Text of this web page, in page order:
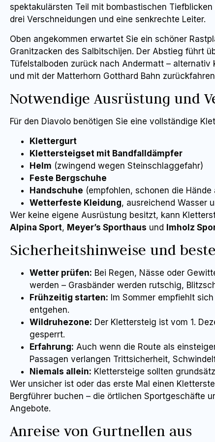
spektakulärsten Teil mit bombastischen
drei Verschneidungen und eine senkrechte Leiter.
Oben angekommen erwartet Sie ein schöner
Granitzacken des Salbitschijen. Der Abstieg führt
Tüfelstalboden zurück nach Andermatt –
und mit der Matterhorn Gotthard Bahn
Notwendige Ausrüstung und
Für den Diavolo benötigen Sie eine vollständige
Klettergurt
Klettersteigset mit Bandfalldämpfer
Helm (zwingend wegen Steinschlaggefahr)
Feste Bergschuhe
Handschuhe (empfohlen, schonen die Hände
Wetterfeste Kleidung, ausreichend Wasser
Wer keine eigene Ausrüstung besitzt, kann
Alpina Sport, Meyer’s Sporthaus und Imholz
Sicherheitshinweise und
Wetter prüfen: Bei Regen, Nässe oder
werden – Grasbänder werden rutschig,
Frühzeitig starten: Im Sommer empfiehlt
entgehen.
Wildruhezone: Der Klettersteig ist vom 1.
gesperrt.
Erfahrung: Auch wenn die Route als
Passagen verlangen Trittsicherheit,
Niemals allein: Klettersteige sollten
Wer unsicher ist oder das erste Mal einen
Bergführer buchen – die örtlichen Sportgeschäfte
Angebote.
Anreise von Gurtnellen aus